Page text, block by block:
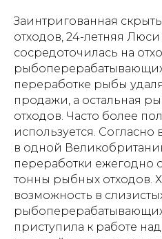
Заинтригованная
отходов, 24-летняя
сосредоточилась на
переработке рыбы
продажи, а остальная
отходов. Часто более
используется. Согласно
в одной
переработки ежегодно
тонны рыбных отходов.
возможность в
приступила к работе